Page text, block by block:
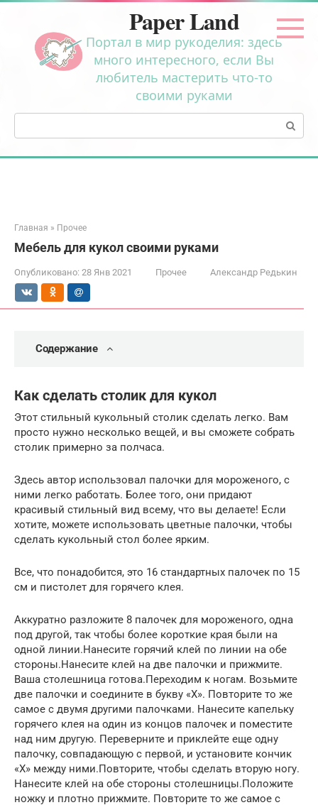
Перейти
контенту
Paper Land
Портал в мир рукоделия: здесь
много интересного, если Вы
любитель мастерить что-то
своими руками
Поиск:
Главная » Прочее
Мебель для кукол своими руками
Опубликовано: 28 Янв 2021 Прочее Александр Редькин
Содержание
Как сделать столик для кукол
Этот стильный кукольный столик сделать легко. Вам
просто нужно несколько вещей, и вы сможете собрать
столик примерно за полчаса.
Здесь автор использовал палочки для мороженого, с
ними легко работать. Более того, они придают
красивый стильный вид всему, что вы делаете! Если
хотите, можете использовать цветные палочки, чтобы
сделать кукольный стол более ярким.
Все, что понадобится, это 16 стандартных палочек по 15
см и пистолет для горячего клея.
Аккуратно разложите 8 палочек для мороженого, одна
под другой, так чтобы более короткие края были на
одной линии.Нанесите горячий клей по линии на обе
стороны.Нанесите клей на две палочки и прижмите.
Ваша столешница готова.Переходим к ногам. Возьмите
две палочки и соедините в букву «Х». Повторите то же
самое с двумя другими палочками. Нанесите капельку
горячего клея на один из концов палочек и поместите
над ним другую. Переверните и приклейте еще одну
палочку, совпадающую с первой, и установите кончик
«X» между ними.Повторите, чтобы сделать вторую ногу.
Нанесите клей на обе стороны столешницы.Положите
ножку и плотно прижмите. Повторите то же самое с